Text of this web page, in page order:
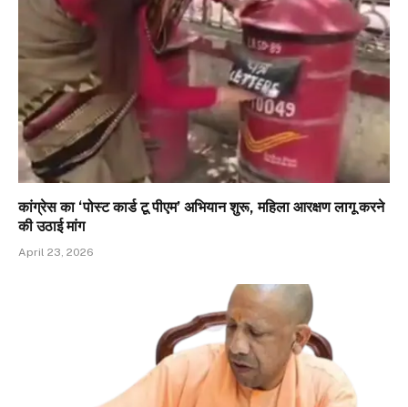
कांग्रेस का ‘पोस्ट कार्ड टू पीएम’ अभियान शुरू, महिला आरक्षण लागू करने
की उठाई मांग
April 23, 2026